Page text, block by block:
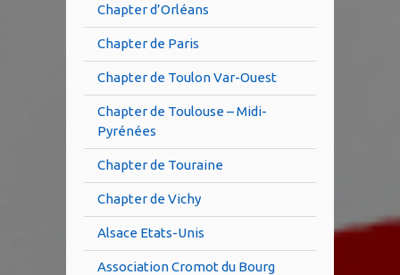
Chapter d’Orléans
Chapter de Paris
Chapter de Toulon Var-Ouest
Chapter de Toulouse – Midi-
Pyrénées
Chapter de Touraine
Chapter de Vichy
Alsace Etats-Unis
Association Cromot du Bourg